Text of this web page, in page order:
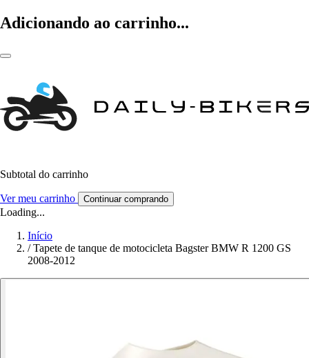
Adicionando ao carrinho...
Subtotal do carrinho
Ver meu carrinho Continuar comprando
Loading...
Início
/ Tapete de tanque de motocicleta Bagster BMW R 1200 GS
2008-2012